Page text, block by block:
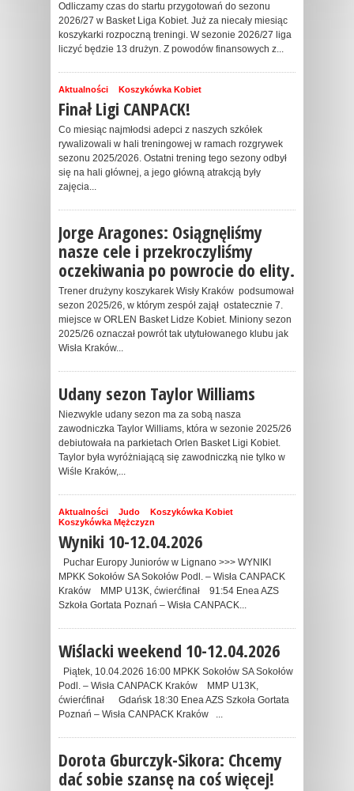
Odliczamy czas do startu przygotowań do sezonu
2026/27 w Basket Liga Kobiet. Już za niecały miesiąc
koszykarki rozpoczną treningi. W sezonie 2026/27 liga
liczyć będzie 13 drużyn. Z powodów finansowych z...
Aktualności Koszykówka Kobiet
Finał Ligi CANPACK!
Co miesiąc najmłodsi adepci z naszych szkółek
rywalizowali w hali treningowej w ramach rozgrywek
sezonu 2025/2026. Ostatni trening tego sezony odbył
się na hali głównej, a jego główną atrakcją były
zajęcia...
Jorge Aragones: Osiągnęliśmy
nasze cele i przekroczyliśmy
oczekiwania po powrocie do elity.
Trener drużyny koszykarek Wisły Kraków podsumował
sezon 2025/26, w którym zespół zajął ostatecznie 7.
miejsce w ORLEN Basket Lidze Kobiet. Miniony sezon
2025/26 oznaczał powrót tak utytułowanego klubu jak
Wisła Kraków...
Udany sezon Taylor Williams
Niezwykle udany sezon ma za sobą nasza
zawodniczka Taylor Williams, która w sezonie 2025/26
debiutowała na parkietach Orlen Basket Ligi Kobiet.
Taylor była wyróżniającą się zawodniczką nie tylko w
Wiśle Kraków,...
Aktualności Judo
Koszykówka Kobiet
Koszykówka Mężczyzn
Wyniki 10-12.04.2026
Puchar Europy Juniorów w Lignano >>> WYNIKI
MPKK Sokołów SA Sokołów Podl. – Wisła CANPACK
Kraków MMP U13K, ćwierćfinał 91:54 Enea AZS
Szkoła Gortata Poznań – Wisła CANPACK...
Wiślacki weekend 10-12.04.2026
Piątek, 10.04.2026 16:00 MPKK Sokołów SA Sokołów
Podl. – Wisła CANPACK Kraków MMP U13K,
ćwierćfinał Gdańsk 18:30 Enea AZS Szkoła Gortata
Poznań – Wisła CANPACK Kraków ...
Dorota Gburczyk-Sikora: Chcemy
dać sobie szansę na coś więcej!